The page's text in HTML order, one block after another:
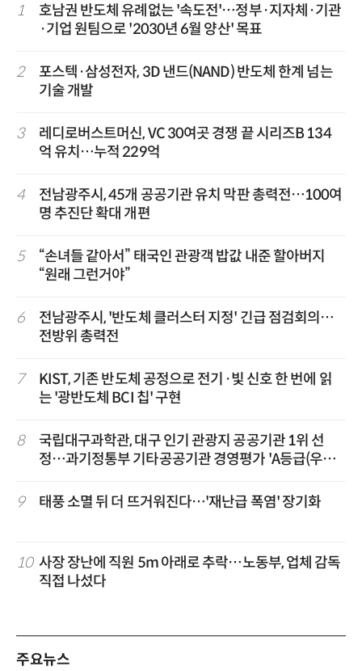
1
호남권 반도체 유례없는 '속도전'…정부·지자체·기관
·기업 원팀으로 '2030년 6월 양산' 목표
2
포스텍·삼성전자, 3D 낸드(NAND) 반도체 한계 넘는
기술 개발
3
레디로버스트머신, VC 30여곳 경쟁 끝 시리즈B 134
억 유치…누적 229억
4
전남광주시, 45개 공공기관 유치 막판 총력전…100여
명 추진단 확대 개편
5
“손녀들 같아서” 태국인 관광객 밥값 내준 할아버지
“원래 그런거야”
6
전남광주시, '반도체 클러스터 지정' 긴급 점검회의…
전방위 총력전
7
KIST, 기존 반도체 공정으로 전기·빛 신호 한 번에 읽
는 '광반도체 BCI 칩' 구현
8
국립대구과학관, 대구 인기 관광지 공공기관 1위 선
정…과기정통부 기타공공기관 경영평가 'A등급(우수)'
9
태풍 소멸 뒤 더 뜨거워진다…'재난급 폭염' 장기화
10 사장 장난에 직원 5m 아래로 추락…노동부, 업체 감독
직접 나섰다
주요뉴스